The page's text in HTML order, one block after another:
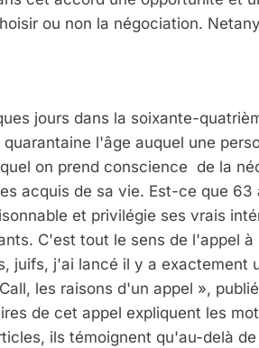
ou non la négociation.
jours dans la soixante-
l'âge auquel une
on prend conscience de la
acquis de sa vie. Est-ce que
et privilégie ses vrais
C'est tout le sens de l'appel à
juifs, j'ai lancé il y a exactement
les raisons d'un appel »,
de cet appel expliquent les
ils témoignent qu'au-delà
La Plus Meurtrière